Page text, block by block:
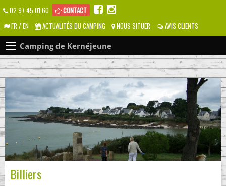
02 97 45 01 60
CONTACT
FR / EN
ACTUALITÉS DU CAMPING NOUS SITUER AVIS CLIENTS
Camping de Kernéjeune
Billiers